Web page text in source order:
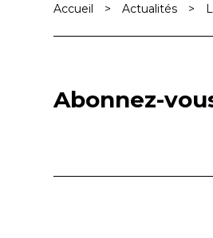
Accueil > Actualités >
Abonnez-